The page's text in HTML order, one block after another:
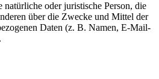
oder juristische Person, die
über die Zwecke und Mittel der
Daten (z. B. Namen, E-Mail-